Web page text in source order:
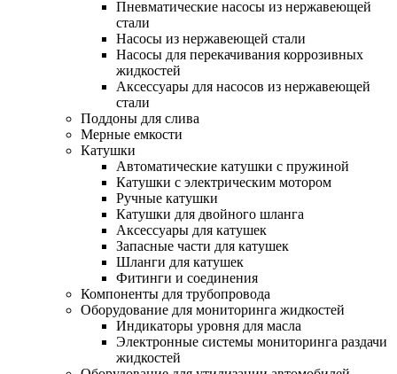
Пневматические насосы из нержавеющей
стали
Насосы из нержавеющей стали
Насосы для перекачивания коррозивных
жидкостей
Аксессуары для насосов из нержавеющей
стали
Поддоны для слива
Мерные емкости
Катушки
Автоматические катушки с пружиной
Катушки с электрическим мотором
Ручные катушки
Катушки для двойного шланга
Аксессуары для катушек
Запасные части для катушек
Шланги для катушек
Фитинги и соединения
Компоненты для трубопровода
Оборудование для мониторинга жидкостей
Индикаторы уровня для масла
Электронные системы мониторинга раздачи
жидкостей